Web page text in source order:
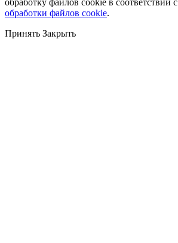
обработки файлов cookie.
Принять Закрыть